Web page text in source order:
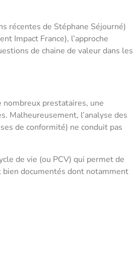
récentes de Stéphane Séjourné)
Impact France), l’approche
de chaine de valeur dans les
nombreux prestataires, une
Malheureusement, l’analyse des
de conformité) ne conduit pas
de vie (ou PCV) qui permet de
documentés dont notamment